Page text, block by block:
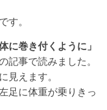
。
に巻き付くように」
記事で読みました。
見えます。
足に体重が乗りきっ